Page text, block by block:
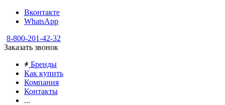
Вконтакте
WhatsApp
8-800-201-42-32
Заказать звонок
Бренды
Как купить
Компания
Контакты
...